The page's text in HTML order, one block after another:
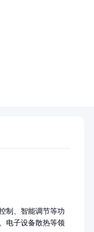
制、智能调节等功
电子设备散热等领